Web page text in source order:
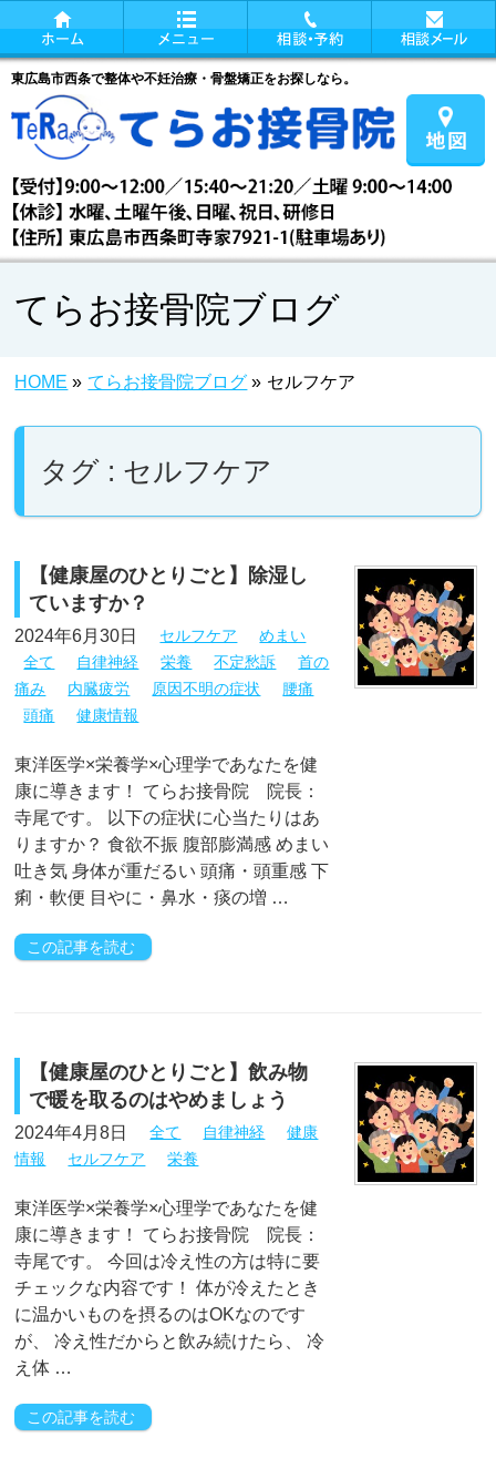
東広島市西条で整体や不妊治療・骨盤矯正をお探しなら。
てらお接骨院ブログ
HOME » てらお接骨院ブログ » セルフケア
タグ : セルフケア
【健康屋のひとりごと】除湿し
ていますか？
2024年6月30日 セルフケア
めまい
全て
自律神経 栄養 不定愁訴
首の
痛み
内臓疲労 原因不明の症状
腰痛
頭痛
健康情報
東洋医学×栄養学×心理学であなたを健
康に導きます！ てらお接骨院 院長：
寺尾です。 以下の症状に心当たりはあ
りますか？ 食欲不振 腹部膨満感 めまい
吐き気 身体が重だるい 頭痛・頭重感 下
痢・軟便 目やに・鼻水・痰の増 …
この記事を読む
【健康屋のひとりごと】飲み物
で暖を取るのはやめましょう
2024年4月8日 全て 自律神経
健康
情報
セルフケア 栄養
東洋医学×栄養学×心理学であなたを健
康に導きます！ てらお接骨院 院長：
寺尾です。 今回は冷え性の方は特に要
チェックな内容です！ 体が冷えたとき
に温かいものを摂るのはOKなのです
が、 冷え性だからと飲み続けたら、 冷
え体 …
この記事を読む